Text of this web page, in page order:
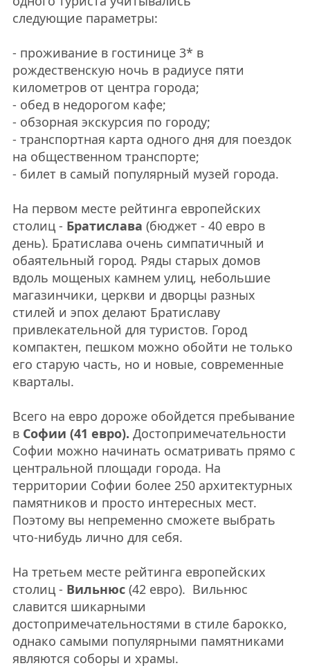
следующие параметры:
- проживание в гостинице 3* в
рождественскую ночь в радиусе пяти
километров от центра города;
- обед в недорогом кафе;
- обзорная экскурсия по городу;
- транспортная карта одного дня для поездок
на общественном транспорте;
- билет в самый популярный музей города.
На первом месте рейтинга европейских
столиц - Братислава (бюджет - 40 евро в
день). Братислава очень симпатичный и
обаятельный город. Ряды старых домов
вдоль мощеных камнем улиц, небольшие
магазинчики, церкви и дворцы разных
стилей и эпох делают Братиславу
привлекательной для туристов. Город
компактен, пешком можно обойти не только
его старую часть, но и новые, современные
кварталы.
Всего на евро дороже обойдется пребывание
в Софии (41 евро). Достопримечательности
Софии можно начинать осматривать прямо с
центральной площади города. На
территории Софии более 250 архитектурных
памятников и просто интересных мест.
Поэтому вы непременно сможете выбрать
что-нибудь лично для себя.
На третьем месте рейтинга европейских
столиц - Вильнюс(42 евро). Вильнюс
славится шикарными
достопримечательностями в стиле барокко,
однако самыми популярными памятниками
являются соборы и храмы.